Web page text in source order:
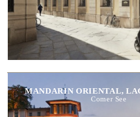
MANDARIN ORIENTAL,
Comer See